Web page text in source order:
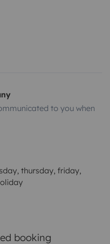
to you when
thursday, friday,
booking